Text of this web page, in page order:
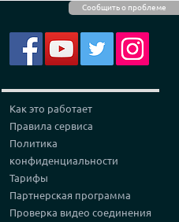
Сообщить о проблеме
Как это работает
Правила сервиса
Политика
конфиденциальности
Тарифы
Партнерская программа
Проверка видео соединения